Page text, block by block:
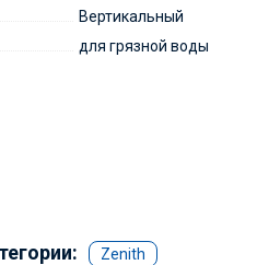
Вертикальный
для грязной воды
Zenith